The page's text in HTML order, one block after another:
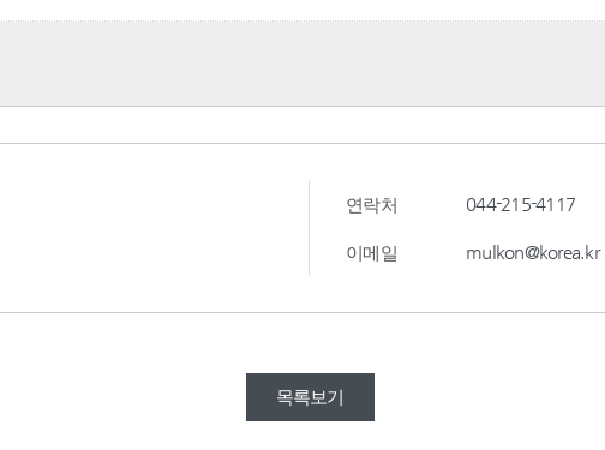
연락처 044-215-4117
이메일 mulkon@korea.kr
목록보기